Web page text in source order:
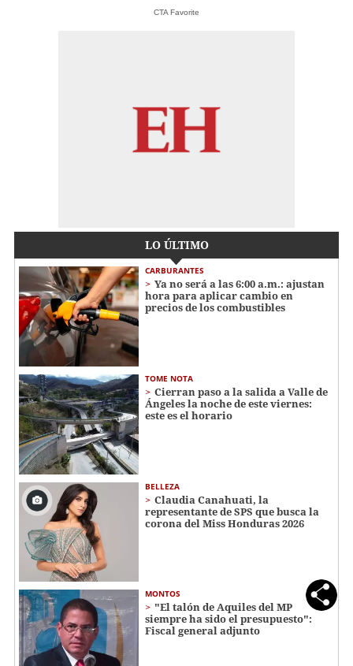
CTA Favorite
LO ÚLTIMO
CARBURANTES
Ya no será a las 6:00 a.m.: ajustan
hora para aplicar cambio en
precios de los combustibles
TOME NOTA
Cierran paso a la salida a Valle de
Ángeles la noche de este viernes:
este es el horario
BELLEZA
Claudia Canahuati, la
representante de SPS que busca la
corona del Miss Honduras 2026
MONTOS
"El talón de Aquiles del MP
siempre ha sido el presupuesto":
Fiscal general adjunto